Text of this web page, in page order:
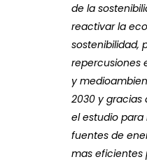
de la
reactivar la
sostenibilidad,
repercusiones
y
2030 y gracias
el estudio
fuentes de
mas eficientes